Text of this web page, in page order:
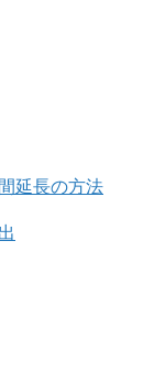
延長の方法